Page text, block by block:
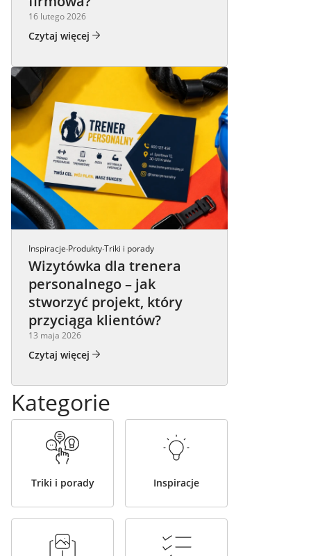
16 lutego 2026
Czytaj więcej
Inspiracje·Produkty·Triki i porady
Wizytówka dla trenera
personalnego – jak
stworzyć projekt, który
przyciąga klientów?
13 maja 2026
Czytaj więcej
Kategorie
Triki i porady Inspiracje